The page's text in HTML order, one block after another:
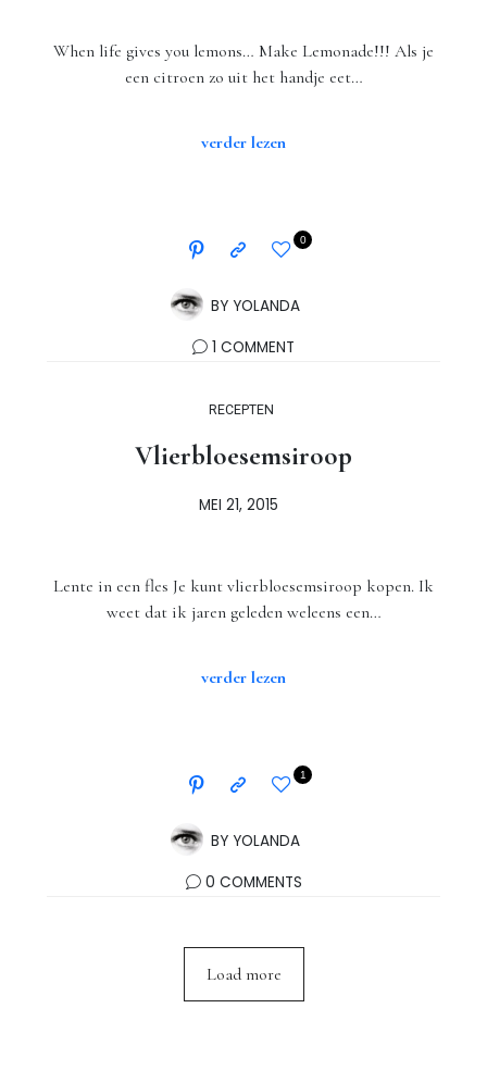
When life gives you lemons… Make Lemonade!!! Als je
een citroen zo uit het handje eet…
verder lezen
BY YOLANDA
0
1 COMMENT
RECEPTEN
Vlierbloesemsiroop
MEI 21, 2015
Lente in een fles Je kunt vlierbloesemsiroop kopen. Ik
weet dat ik jaren geleden weleens een…
verder lezen
BY YOLANDA
1
0 COMMENTS
Load more